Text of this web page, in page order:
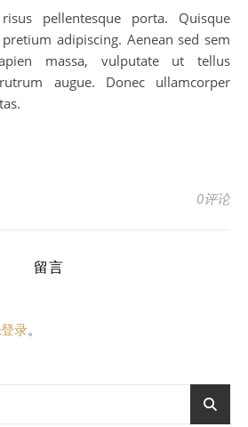
pellentesque porta. Quisque
adipiscing. Aenean sed sem
massa, vulputate ut tellus
augue. Donec ullamcorper
0评论
留言
登录。